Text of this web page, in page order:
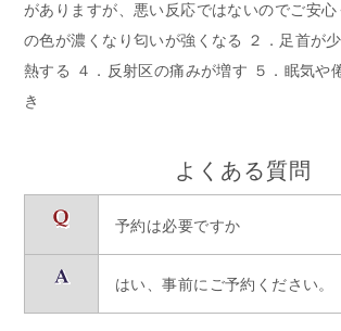
がありますが、悪い反応ではないのでご安
の色が濃くなり匂いが強くなる ２．足首が
熱する ４．反射区の痛みが増す ５．眠気や
き
よくある質問
予約は必要ですか
はい、事前にご予約ください。